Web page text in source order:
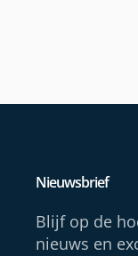
Nieuwsbrief
Blijf op de
nieuws en